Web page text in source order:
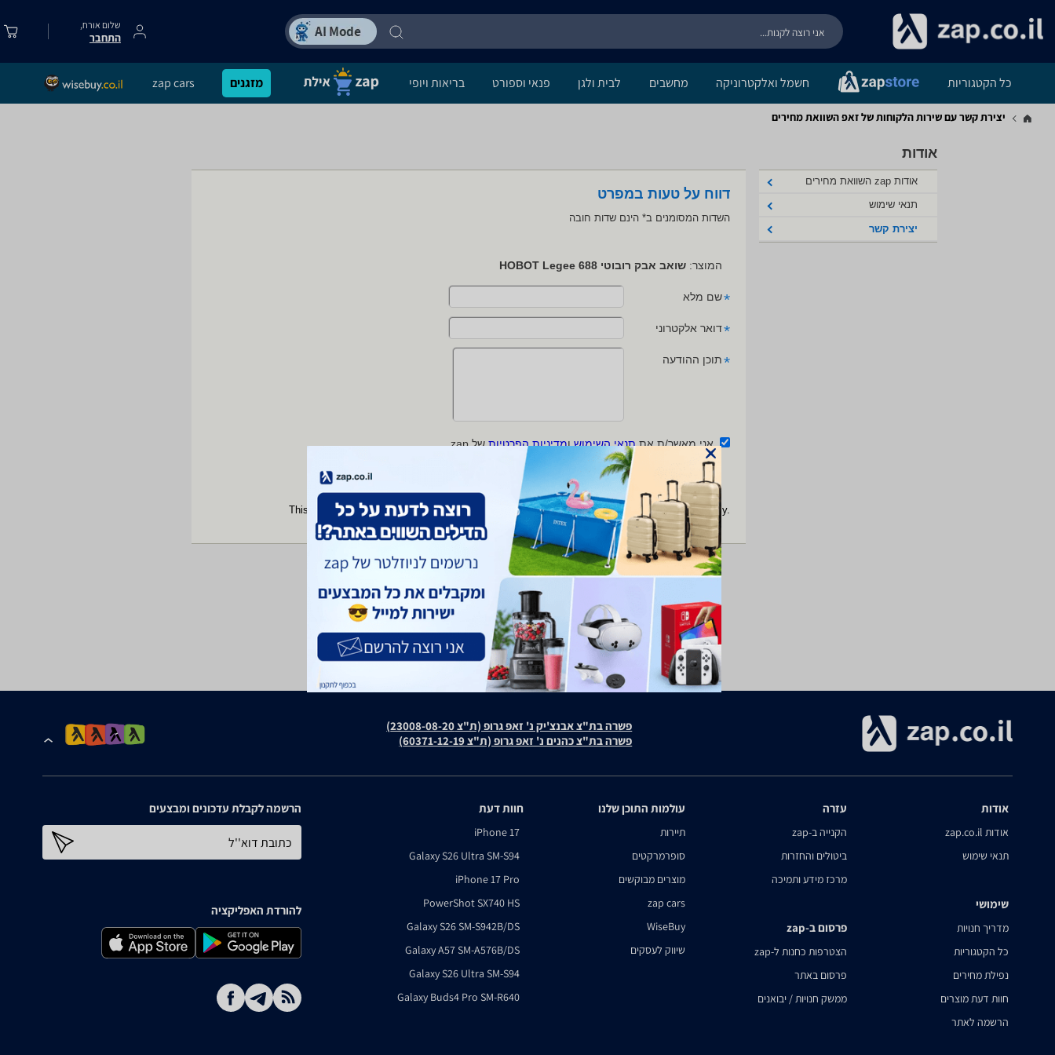
שלום אורח,
התחבר
כל הקטגוריות חשמל ואלקטרוניקה מחשבים לבית ולגן פנאי וספורט בריאות ויופי מזגנים zap cars
יצירת קשר עם שירות הלקוחות של זאפ השוואת מחירים
אודות
אודות zap השוואת מחירים
תנאי שימוש
יצירת קשר
דווח על טעות במפרט
השדות המסומנים ב* הינם שדות חובה
המוצר: שואב אבק רובוטי HOBOT Legee 688
*שם מלא
*דואר אלקטרוני
*תוכן ההודעה
אני מאשר/ת אתתנאי השימושומדיניות הפרטיותשל zap
This site is protected by reCAPTCHA and the GooglePrivacy PolicyandTerms of Serviceapply.
פשרה בת"צ אבנצ'יק נ' זאפ גרופ (ת"צ 23008-08-20)
פשרה בת"צ כהנים נ' זאפ גרופ (ת"צ 60371-12-19)
אודות
אודות zap.co.il
תנאי שימוש
שימושי
מדריך חנויות
כל הקטגוריות
נפילת מחירים
חוות דעת מוצרים
הרשמה לאתר
עזרה
הקנייה ב-zap
ביטולים והחזרות
מרכז מידע ותמיכה
פרסום ב-zap
הצטרפות כחנות ל-zap
פרסום באתר
ממשק חנויות / יבואנים
עולמות התוכן שלנו
תיירות
סופרמרקטים
מוצרים מבוקשים
zap cars
WiseBuy
שיווק לעסקים
חוות דעת
iPhone 17
Galaxy S26 Ultra SM-S94
iPhone 17 Pro
PowerShot SX740 HS
Galaxy S26 SM-S942B/DS
Galaxy A57 SM-A576B/DS
Galaxy S26 Ultra SM-S94
Galaxy Buds4 Pro SM-R640
הרשמה לקבלת עדכונים ומבצעים
כתובת דוא''ל
להורדת האפליקציה